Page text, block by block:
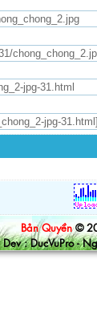
Bản Quyền ©
Dev : DucVuPro -